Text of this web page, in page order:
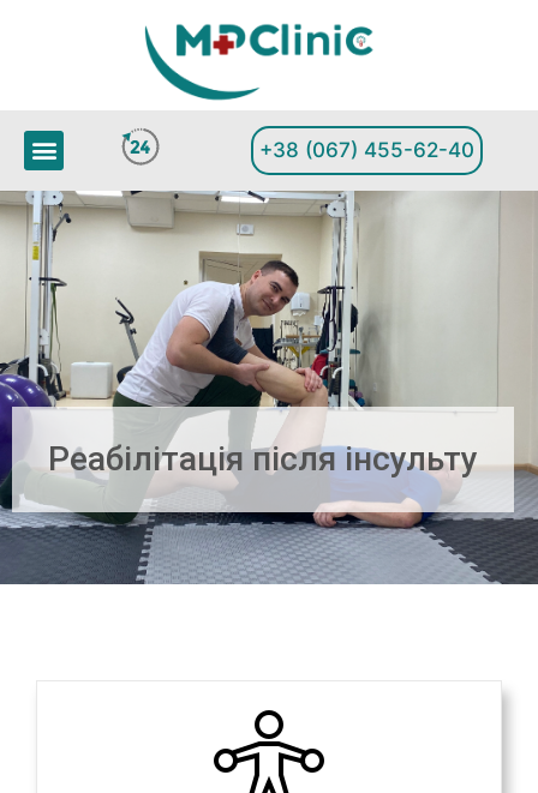
+38 (067) 455-62-40
Реабілітація після інсульту